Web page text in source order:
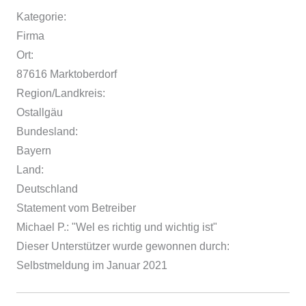
Kategorie:
Firma
Ort:
87616 Marktoberdorf
Region/Landkreis:
Ostallgäu
Bundesland:
Bayern
Land:
Deutschland
Statement vom Betreiber
Michael P.: "Wel es richtig und wichtig ist"
Dieser Unterstützer wurde gewonnen durch:
Selbstmeldung im Januar 2021